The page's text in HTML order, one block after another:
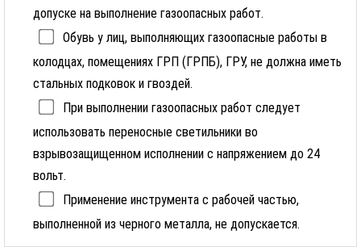
допуске на выполнение газоопасных работ.
Обувь у лиц, выполняющих газоопасные работы в
колодцах, помещениях ГРП (ГРПБ), ГРУ, не должна иметь
стальных подковок и гвоздей.
При выполнении газоопасных работ следует
использовать переносные светильники во
взрывозащищенном исполнении с напряжением до 24
вольт.
Применение инструмента с рабочей частью,
выполненной из черного металла, не допускается.